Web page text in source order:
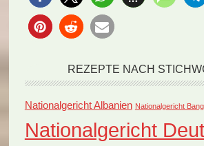
REZEPTE NACH
Nationalgericht Albanien Nationalgericht
Nationalgericht